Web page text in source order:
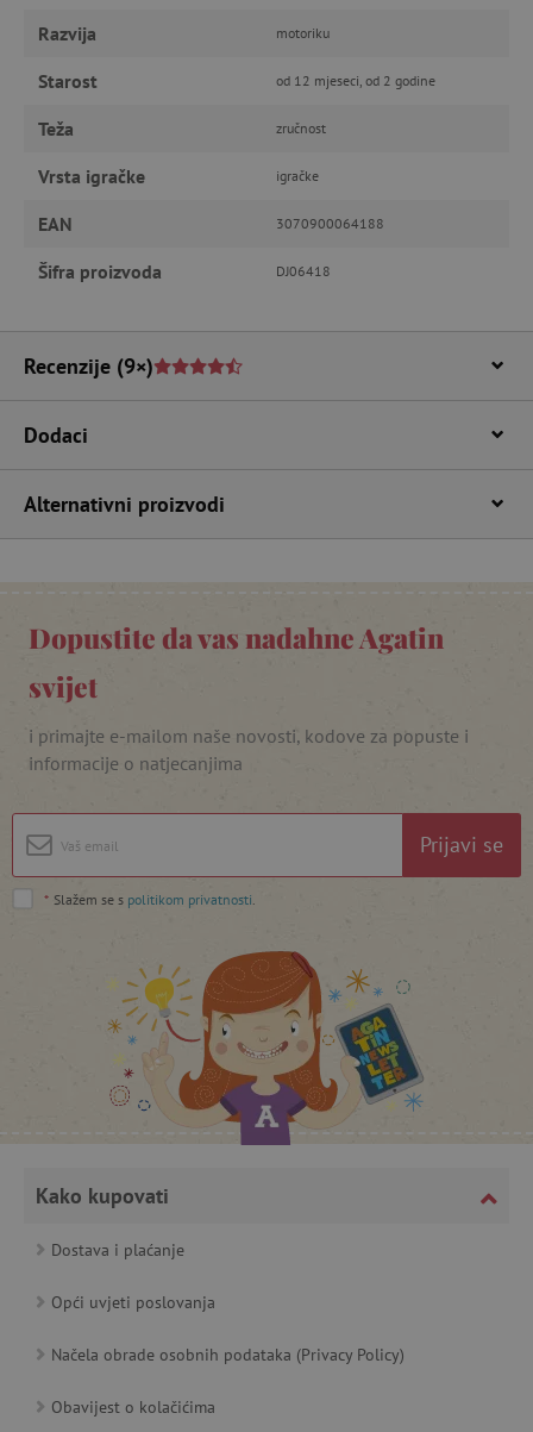
Razvija motoriku
Starost od 12 mjeseci, od 2 godine
Teža zručnost
Vrsta igračke igračke
EAN 3070900064188
Šifra proizvoda DJ06418
Recenzije (9×)
Dodaci
Alternativni proizvodi
Dopustite da vas nadahne Agatin
svijet
i primajte e-mailom naše novosti, kodove za popuste i
informacije o natjecanjima
Prijavi se
* Slažem se s politikom privatnosti.
Kako kupovati
Dostava i plaćanje
Opći uvjeti poslovanja
Načela obrade osobnih podataka (Privacy Policy)
Obavijest o kolačićima
Nužno potrebni kolačići
Izvedba
funkcionalnost internetske stranice, kao što su
odgovarajuće upotrebljavati bez nužno
featureFlagIdentifier www.agatinsvijet.hr
_lb_ccc
featureFlagCheckoutExperimentVariant www.agatinsvijet.hr
product_filter_remember www.agatinsvijet.hr
www.agatinsvijet.hr
_lb
Googleovu politiku privatnosti